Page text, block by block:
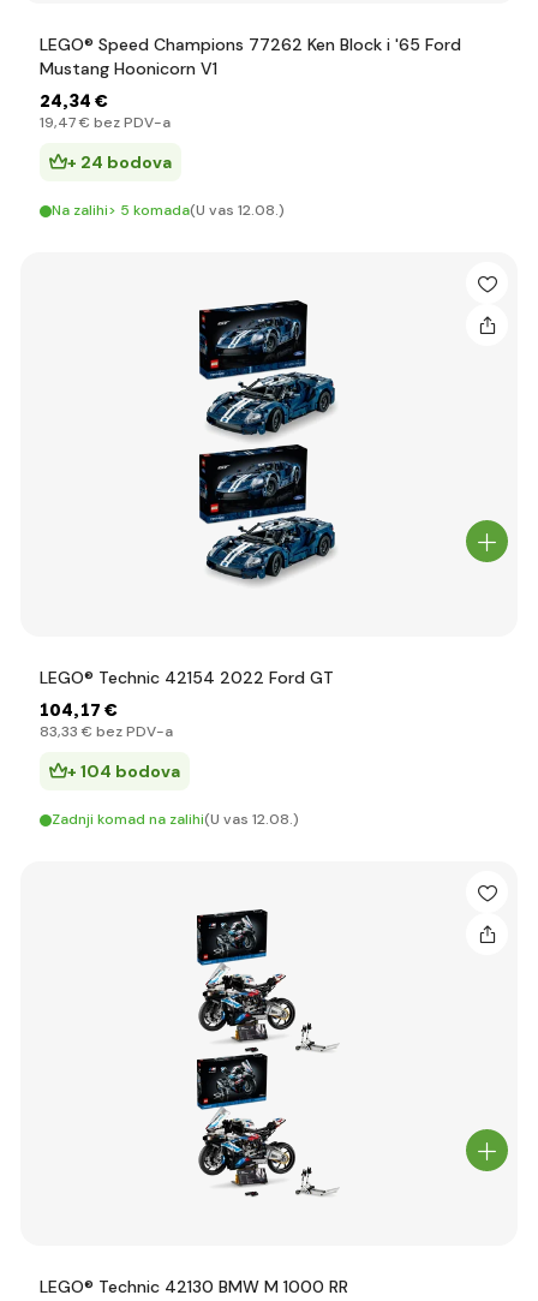
LEGO® Speed Champions 77262 Ken Block i '65 Ford
Mustang Hoonicorn V1
24,34 €
19,47 € bez PDV-a
+ 24 bodova
Na zalihi> 5 komada(U vas 12.08.)
LEGO® Technic 42154 2022 Ford GT
104,17 €
83,33 € bez PDV-a
+ 104 bodova
Zadnji komad na zalihi(U vas 12.08.)
LEGO® Technic 42130 BMW M 1000 RR